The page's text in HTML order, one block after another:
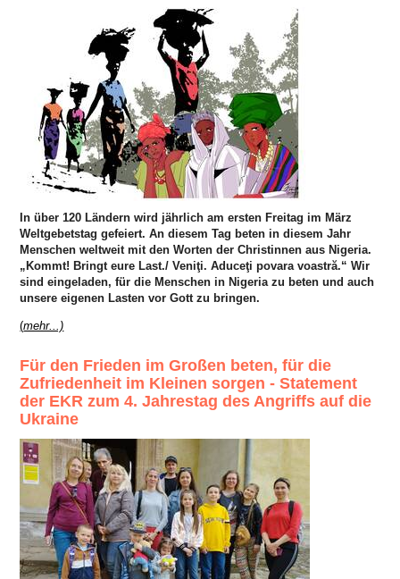
In über 120 Ländern wird jährlich am ersten Freitag im März
Weltgebetstag gefeiert. An diesem Tag beten in diesem Jahr
Menschen weltweit mit den Worten der Christinnen aus Nigeria.
„Kommt! Bringt eure Last./ Veniţi. Aduceţi povara voastră.“ Wir
sind eingeladen, für die Menschen in Nigeria zu beten und auch
unsere eigenen Lasten vor Gott zu bringen.
(mehr...)
Für den Frieden im Großen beten, für die
Zufriedenheit im Kleinen sorgen - Statement
der EKR zum 4. Jahrestag des Angriffs auf die
Ukraine